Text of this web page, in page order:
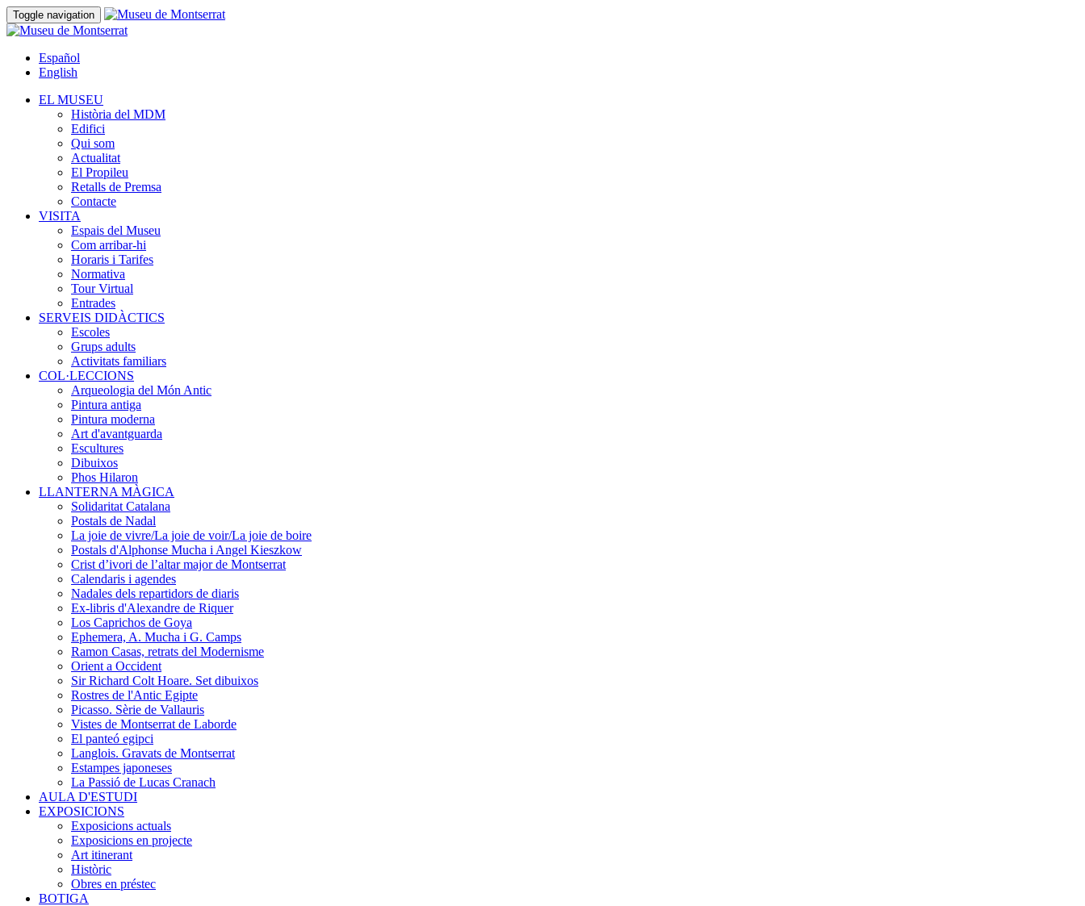
Toggle navigation
Español
English
EL MUSEU
Història del MDM
Edifici
Qui som
Actualitat
El Propileu
Retalls de Premsa
Contacte
VISITA
Espais del Museu
Com arribar-hi
Horaris i Tarifes
Normativa
Tour Virtual
Entrades
SERVEIS DIDÀCTICS
Escoles
Grups adults
Activitats familiars
COL·LECCIONS
Arqueologia del Món Antic
Pintura antiga
Pintura moderna
Art d'avantguarda
Escultures
Dibuixos
Phos Hilaron
LLANTERNA MÀGICA
Solidaritat Catalana
Postals de Nadal
La joie de vivre/La joie de voir/La joie de boire
Postals d'Alphonse Mucha i Angel Kieszkow
Crist d’ivori de l’altar major de Montserrat
Calendaris i agendes
Nadales dels repartidors de diaris
Ex-libris d'Alexandre de Riquer
Los Caprichos de Goya
Ephemera, A. Mucha i G. Camps
Ramon Casas, retrats del Modernisme
Orient a Occident
Sir Richard Colt Hoare. Set dibuixos
Rostres de l'Antic Egipte
Picasso. Sèrie de Vallauris
Vistes de Montserrat de Laborde
El panteó egipci
Langlois. Gravats de Montserrat
Estampes japoneses
La Passió de Lucas Cranach
AULA D'ESTUDI
EXPOSICIONS
Exposicions actuals
Exposicions en projecte
Art itinerant
Històric
Obres en préstec
BOTIGA